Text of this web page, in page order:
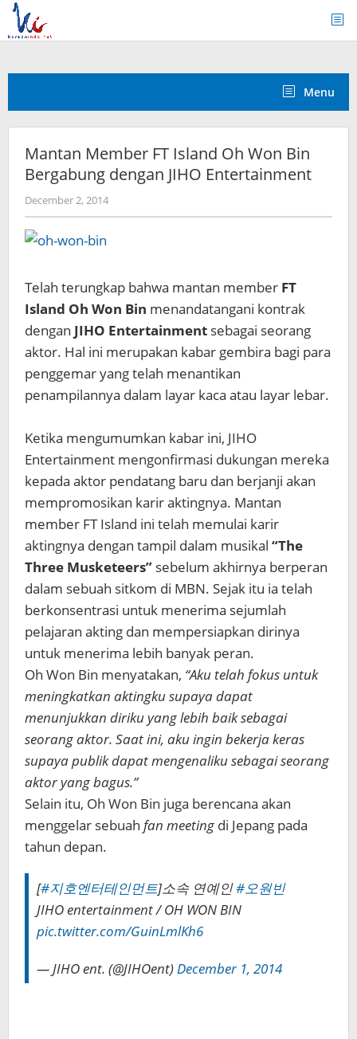
Skip
content
Menu
Mantan Member FT Island Oh Won Bin
Bergabung dengan JIHO Entertainment
December 2, 2014by
Koreanindo
Telah terungkap bahwa mantan member FT
Island Oh Won Bin menandatangani kontrak
dengan JIHO Entertainment sebagai seorang
aktor. Hal ini merupakan kabar gembira bagi para
penggemar yang telah menantikan
penampilannya dalam layar kaca atau layar lebar.
Ketika mengumumkan kabar ini, JIHO
Entertainment mengonfirmasi dukungan mereka
kepada aktor pendatang baru dan berjanji akan
mempromosikan karir aktingnya. Mantan
member FT Island ini telah memulai karir
aktingnya dengan tampil dalam musikal “The
Three Musketeers” sebelum akhirnya berperan
dalam sebuah sitkom di MBN. Sejak itu ia telah
berkonsentrasi untuk menerima sejumlah
pelajaran akting dan mempersiapkan dirinya
untuk menerima lebih banyak peran.
Oh Won Bin menyatakan, “Aku telah fokus untuk
meningkatkan aktingku supaya dapat
menunjukkan diriku yang lebih baik sebagai
seorang aktor. Saat ini, aku ingin bekerja keras
supaya publik dapat mengenaliku sebagai seorang
aktor yang bagus.”
Selain itu, Oh Won Bin juga berencana akan
menggelar sebuah fan meeting di Jepang pada
tahun depan.
[#지호엔터테인먼트]소속 연예인#오원빈
JIHO entertainment / OH WON BIN
pic.twitter.com/GuinLmlKh6
— JIHO ent. (@JIHOent)December 1, 2014